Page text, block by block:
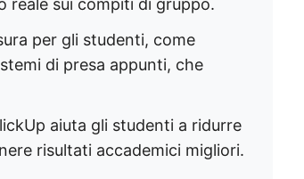
reale sui compiti di gruppo.
per gli studenti, come
di presa appunti, che
aiuta gli studenti a ridurre
risultati accademici migliori.